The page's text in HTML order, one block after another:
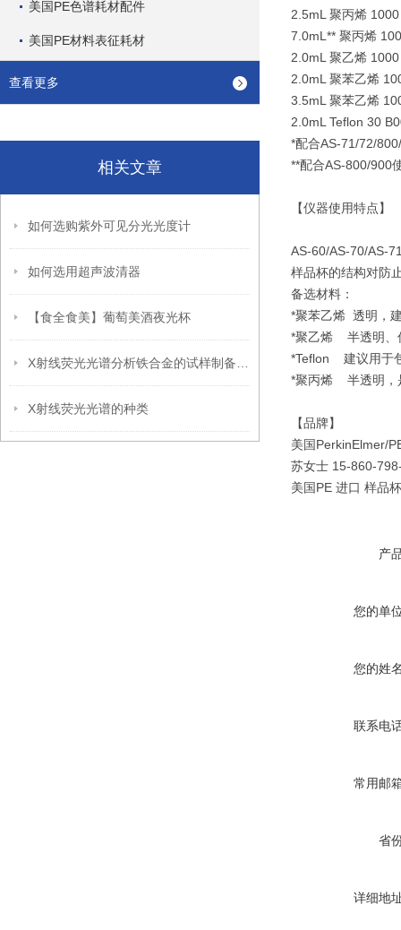
美国PE色谱耗材配件
美国PE材料表征耗材
查看更多
相关文章
如何选购紫外可见分光光度计
如何选用超声波清器
【食全食美】葡萄美酒夜光杯
X射线荧光光谱的种类
2.5mL 聚丙烯
7.0mL** 聚丙烯
2.0mL 聚乙烯
2.0mL 聚苯乙烯
3.5mL 聚苯乙烯
2.0mL Teflon 30
*配合AS-71/72/
**配合AS-800/900
【仪器使用特点】
AS-60/AS-70/AS-
样品杯的结构对防
备选材料：
*聚苯乙烯 透明，
*聚乙烯 半透明、
*Teflon 建议用于
*聚丙烯 半透明，
【品牌】
美国PerkinElmer/
苏女士 15-860-
美国PE 进口 样品
产
您的单
您的姓
联系电
常用邮
省
详细地